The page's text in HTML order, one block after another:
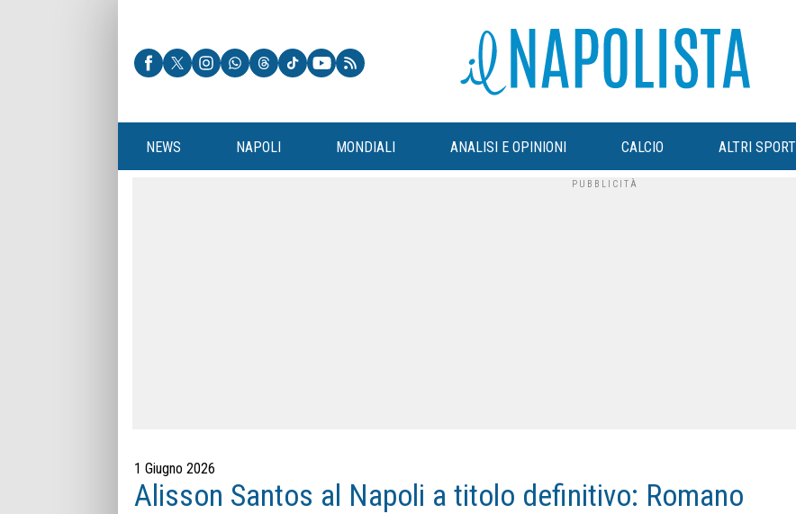
NEWS NAPOLI MONDIALI ANALISI E OPINIONI CALCIO ALTRI SPORT
1 Giugno 2026
Alisson Santos al Napoli a titolo definitivo: Romano